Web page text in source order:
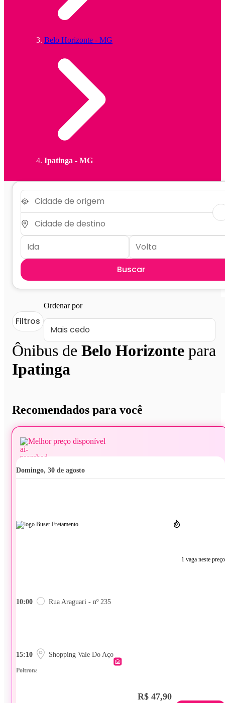
Belo Horizonte - MG
Ipatinga - MG
Buscar
Ônibus de Belo Horizonte para
Ipatinga
Filtros
Ordenar por
Recomendados para você
Melhor preço disponível
domingo, 30 de agosto
1 vaga neste preço
10:00 Rua Araguari - nº 235
15:10 Shopping Vale Do Aço
Poltrona
R$ 47,90